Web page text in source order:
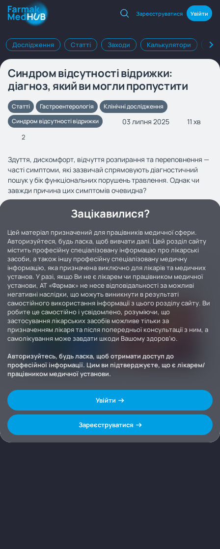
Зареєструватися Увійти
Дослідження Статті Заходи Калькулятори
Синдром відсутності відрижки:
діагноз, який ви могли пропустити
Статті Гастроентерологія
Клінічні дослідження
Синдром відсутності відрижки
03 липня 2025 11 хв
2
Здуття, дискомфорт, відчуття розпирання та переповнення —
часті симптоми, які зазвичай спрямовують діагностичний
пошук у бік функціональних порушень травлення. Однак чи
завжди причина цих симптомів очевидна?
Зацікавилися?
Цей матеріал призначений для працівників медичної сфери.
Авторизуйтеся, будь ласка, щоб вивчати далі. Цей розділ сайту
містить професійну спеціалізовану інформацію про лікарські
засоби, а також іншу професійну спеціалізовану медичну
інформацію, яка призначена виключно для лікарів та медичних
установ. У разі, якщо Ви не є лікарем чи працівником медичної
установи, АТ «Фармак» не несе відповідальності за можливі
негативні наслідки, що можуть виникнути в результаті
самостійного використання інформації з цього розділу сайту. Ви
робите це самостійно і усвідомлено, розуміючи, що
застосування лікарських засобів можливе тільки за
призначенням лікаря та після попередньої консультації з ним, а
самолікування може завдати шкоди Вашому здоров’ю.
Авторизуйтесь, будь ласка, щоб отримати доступ до
професійної інформації. Цим ви підтверджуєте, що є лікарем/
працівником медичної установи.
Увійти
Зареєструватися